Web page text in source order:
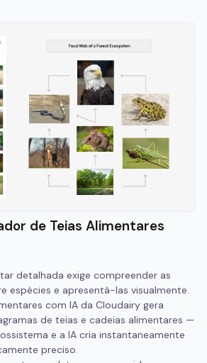
de Teias Alimentares
detalhada exige compreender as
espécies e apresentá-las visualmente.
com IA da Cloudairy gera
de teias e cadeias alimentares —
e a IA cria instantaneamente
preciso.